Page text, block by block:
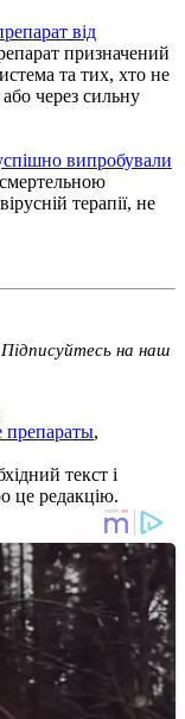
від
призначений
та тих, хто не
через сильну
випробували
терапії, не
на наш
препараты,
текст і
це редакцію.